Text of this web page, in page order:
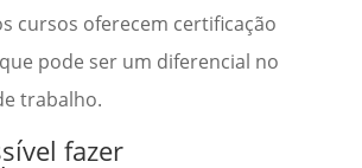
cursos oferecem certificação
pode ser um diferencial no
trabalho.
fazer